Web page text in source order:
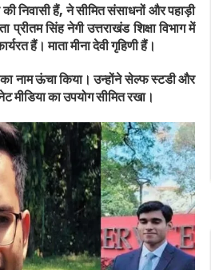
निवासी हैं, ने सीमित संसाधनों और पहाड़ी
सिंह नेगी उत्तराखंड शिक्षा विभाग में
हैं। माता मीना देवी गृहिणी हैं।
नाम ऊंचा किया। उन्होंने सेल्फ स्टडी और
मीडिया का उपयोग सीमित रखा।